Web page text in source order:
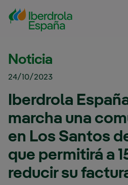
Saltar al contenido principal
Noticia
24/10/2023
Iberdrola
marcha una
en Los Santos
que permitirá a
reducir su